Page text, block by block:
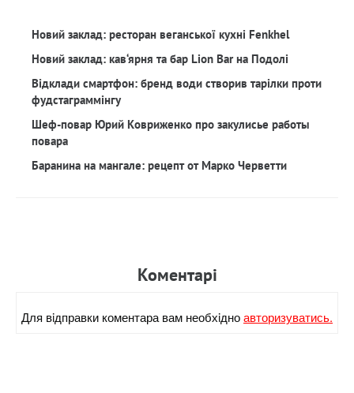
Новий заклад: ресторан веганської кухні Fenkhel
Новий заклад: кав‘ярня та бар Lion Bar на Подолі
Відклади смартфон: бренд води створив тарілки проти
фудстаграммінгу
Шеф-повар Юрий Ковриженко про закулисье работы
повара
Баранина на мангале: рецепт от Марко Черветти
Коментарi
Для вiдправки коментара вам необхiдноавторизуватись.